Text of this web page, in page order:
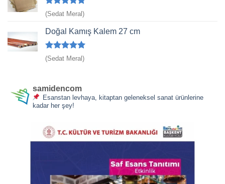
5 üzerinden
5
(Sedat Meral)
Doğal Kamış Kalem 27 cm
5 üzerinden
5
(Sedat Meral)
samidencom
Esanstan levhaya, kitaptan geleneksel sanat ürünlerine
kadar her şey!